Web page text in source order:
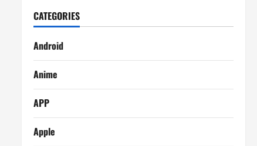
CATEGORIES
Android
Anime
APP
Apple